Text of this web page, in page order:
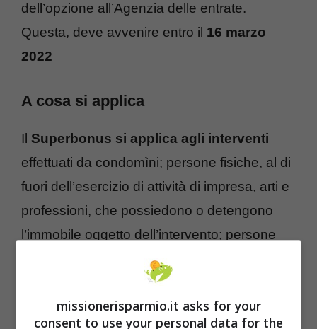
dell’opzione all’Agenzia delle entrate.
Questa, deve avvenire entro il 16 marzo
2022
A cosa si applica
Il Superbonus si applica agli interventi
effettuati da condomìni; persone fisiche, al di
fuori dell’esercizio di attività di impresa, arti e
professioni, che possiedono o detengono
l’immobile oggetto dell’intervento; persone
fisiche, al di fuori dell’esercizio di attività di
impresa, arti e professioni, proprietari (o
comproprietari con altre persone fisiche) di
missionerisparmio.it asks for your
consent to use your personal data for the